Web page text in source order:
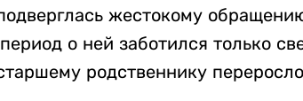
жестокому
о ней заботился только
родственнику